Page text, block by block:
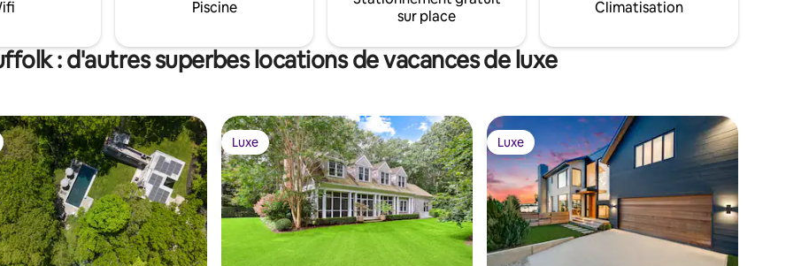
Fork.
Piscine
sur place
Climatisation
: d'autres superbes locations de vacances de luxe
Luxe
Luxe Luxe
Luxe